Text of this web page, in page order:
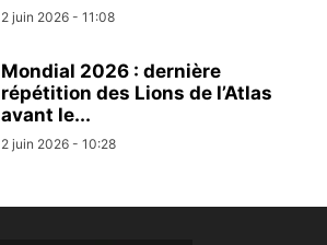
2 juin 2026 - 11:08
Mondial 2026 : dernière
répétition des Lions de l’Atlas
avant le...
2 juin 2026 - 10:28